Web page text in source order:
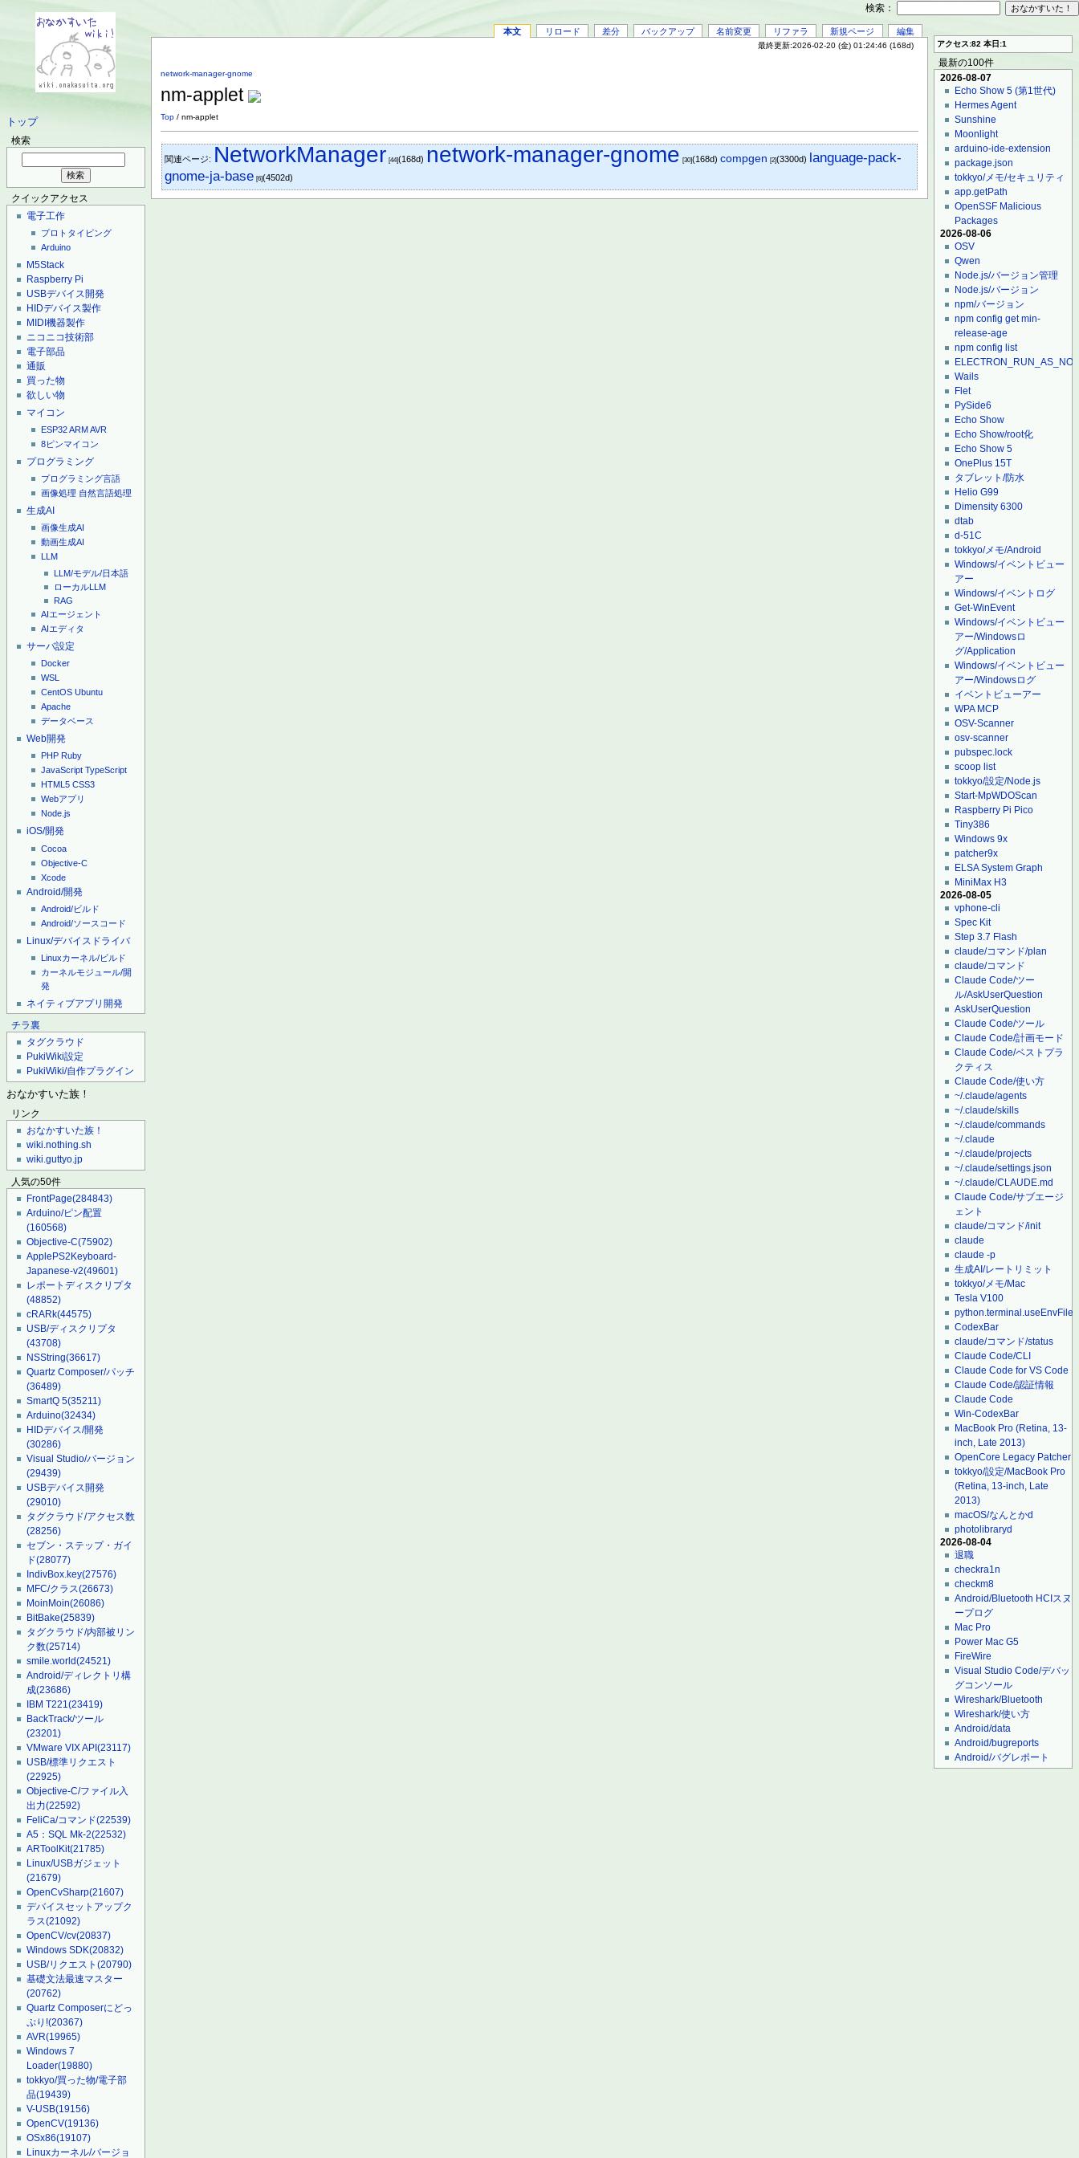
トップ
検索
クイックアクセス
電子工作
プロトタイピング
Arduino
M5Stack
Raspberry Pi
USBデバイス開発
HIDデバイス製作
MIDI機器製作
ニコニコ技術部
電子部品
通販
買った物
欲しい物
マイコン
ESP32ARMAVR
8ピンマイコン
プログラミング
プログラミング言語
画像処理 自然言語処理
生成AI
画像生成AI
動画生成AI
LLM
LLM/モデル/日本語
ローカルLLM
RAG
AIエージェント
AIエディタ
サーバ設定
Docker
WSL
CentOS Ubuntu
Apache
データベース
Web開発
PHP Ruby
JavaScript TypeScript
HTML5 CSS3
Webアプリ
Node.js
iOS/開発
Cocoa
Objective-C
Xcode
Android/開発
Android/ビルド
Android/ソースコード
Linux/デバイスドライバ
Linuxカーネル/ビルド
カーネルモジュール/開
発
ネイティブアプリ開発
チラ裏
タグクラウド
PukiWiki設定
PukiWiki/自作プラグイン
おなかすいた族！
リンク
おなかすいた族！
wiki.nothing.sh
wiki.guttyo.jp
人気の50件
FrontPage(284843)
Arduino/ピン配置
(160568)
Objective-C(75902)
ApplePS2Keyboard-
Japanese-v2(49601)
レポートディスクリプタ
(48852)
cRARk(44575)
USB/ディスクリプタ
(43708)
NSString(36617)
Quartz Composer/パッチ
(36489)
SmartQ 5(35211)
Arduino(32434)
HIDデバイス/開発
(30286)
Visual Studio/バージョン
(29439)
USBデバイス開発
(29010)
タグクラウド/アクセス数
(28256)
セブン・ステップ・ガイ
ド(28077)
IndivBox.key(27576)
MFC/クラス(26673)
MoinMoin(26086)
BitBake(25839)
タグクラウド/内部被リン
ク数(25714)
smile.world(24521)
Android/ディレクトリ構
成(23686)
IBM T221(23419)
BackTrack/ツール
(23201)
VMware VIX API(23117)
USB/標準リクエスト
(22925)
Objective-C/ファイル入
出力(22592)
FeliCa/コマンド(22539)
A5：SQL Mk-2(22532)
ARToolKit(21785)
Linux/USBガジェット
(21679)
OpenCvSharp(21607)
デバイスセットアップク
ラス(21092)
OpenCV/cv(20837)
Windows SDK(20832)
USB/リクエスト(20790)
基礎文法最速マスター
(20762)
Quartz Composerにどっ
ぷり!(20367)
AVR(19965)
Windows 7
Loader(19880)
tokkyo/買った物/電子部
品(19439)
V-USB(19156)
OpenCV(19136)
OSx86(19107)
Linuxカーネル/バージョ
本文 リロード 差分 バックアップ 名前変更 リファラ 新規ページ 編集
最終更新:2026-02-20 (金) 01:24:46 (168d)
network-manager-gnome
nm-applet
Top / nm-applet
関連ページ: NetworkManager [44](168d) network-manager-gnome [30](168d)compgen [2](3300d) language-pack-
gnome-ja-base [6](4502d)
アクセス:82 本日:1
最新の100件
2026-08-07
Echo Show 5 (第1世代)
Hermes Agent
Sunshine
Moonlight
arduino-ide-extension
package.json
tokkyo/メモ/セキュリティ
app.getPath
OpenSSF Malicious
Packages
2026-08-06
OSV
Qwen
Node.js/バージョン管理
Node.js/バージョン
npm/バージョン
npm config get min-
release-age
npm config list
Wails
Flet
PySide6
Echo Show
Echo Show/root化
Echo Show 5
OnePlus 15T
タブレット/防水
Helio G99
Dimensity 6300
dtab
d-51C
tokkyo/メモ/Android
Windows/イベントビュー
アー
Windows/イベントログ
Get-WinEvent
Windows/イベントビュー
アー/Windowsロ
グ/Application
Windows/イベントビュー
アー/Windowsログ
イベントビューアー
WPA MCP
OSV-Scanner
osv-scanner
pubspec.lock
scoop list
tokkyo/設定/Node.js
Start-MpWDOScan
Raspberry Pi Pico
Tiny386
Windows 9x
patcher9x
ELSA System Graph
MiniMax H3
2026-08-05
vphone-cli
Spec Kit
Step 3.7 Flash
claude/コマンド/plan
claude/コマンド
Claude Code/ツー
ル/AskUserQuestion
AskUserQuestion
Claude Code/ツール
Claude Code/計画モード
Claude Code/ベストプラ
クティス
Claude Code/使い方
~/.claude/agents
~/.claude/skills
~/.claude/commands
~/.claude
~/.claude/projects
~/.claude/settings.json
~/.claude/CLAUDE.md
Claude Code/サブエージ
ェント
claude/コマンド/init
claude
claude -p
生成AI/レートリミット
tokkyo/メモ/Mac
Tesla V100
python.terminal.useEnvFile
CodexBar
claude/コマンド/status
Claude Code/CLI
Claude Code for VS Code
Claude Code/認証情報
Claude Code
Win-CodexBar
MacBook Pro (Retina, 13-
inch, Late 2013)
OpenCore Legacy Patcher
tokkyo/設定/MacBook Pro
(Retina, 13-inch, Late
2013)
macOS/なんとかd
photolibraryd
2026-08-04
退職
checkra1n
checkm8
Android/Bluetooth HCIスヌ
ープログ
Mac Pro
Power Mac G5
FireWire
Visual Studio Code/デバッ
グコンソール
Wireshark/Bluetooth
Wireshark/使い方
Android/data
Android/bugreports
Android/バグレポート
検索：